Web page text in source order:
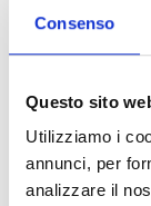
Consenso
Questo sito
Utilizziamo i
annunci, per
analizzare il
a.a. 2024-